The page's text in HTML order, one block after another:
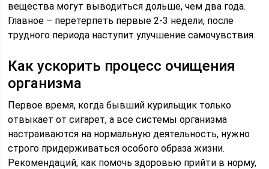
вещества могут выводиться дольше, чем два года.
Главное – перетерпеть первые 2-3 недели, после
трудного периода наступит улучшение самочувствия.
Как ускорить процесс очищения
организма
Первое время, когда бывший курильщик только
отвыкает от сигарет, а все системы организма
настраиваются на нормальную деятельность, нужно
строго придерживаться особого образа жизни.
Рекомендаций, как помочь здоровью прийти в норму,